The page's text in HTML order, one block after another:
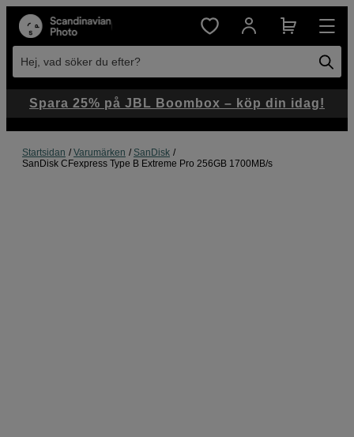
Hej, vad söker du efter?
Startsidan Varumärken
SanDisk
SanDisk CFexpress Type B Extreme Pro 256GB 1700MB/s
Spara 25% på JBL Boombox – köp din idag!